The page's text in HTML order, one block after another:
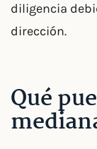
diligencia
dirección.
Qué